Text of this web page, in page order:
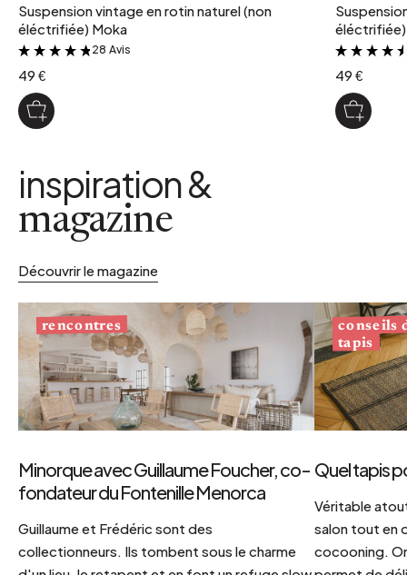
Suspension vintage en rotin naturel (non
éléctrifiée) Moka
&
28 Avis
49 €
éléctrifiée)
49 €
inspiration &
magazine
Découvrir le magazine
rencontres
Minorque avec Guillaume Foucher, co-
fondateur du Fontenille Menorca
Guillaume et Frédéric sont des
collectionneurs. Ils tombent sous le charme
conseils
tapis
Quel tapis
Véritable
salon tout en
cocooning.